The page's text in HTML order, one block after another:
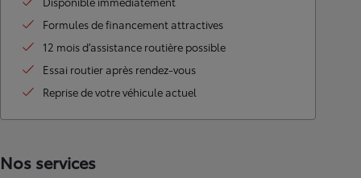
Formules de financement attractives
12 mois d’assistance routière possible
Essai routier après rendez-vous
Reprise de votre véhicule actuel
Nos services